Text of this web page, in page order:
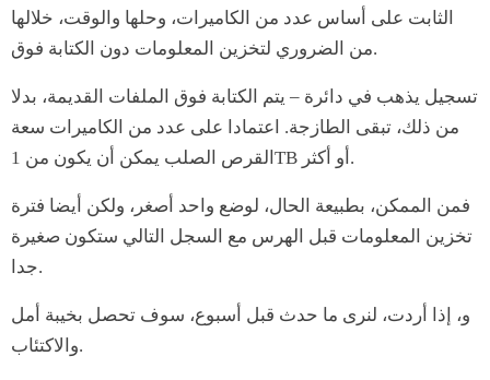
الثابت على أساس عدد من الكاميرات، وحلها والوقت، خلالها
من الضروري لتخزين المعلومات دون الكتابة فوق.
تسجيل يذهب في دائرة – يتم الكتابة فوق الملفات القديمة، بدلا
من ذلك، تبقى الطازجة. اعتمادا على عدد من الكاميرات سعة
القرص الصلب يمكن أن يكون من 1TB أو أكثر.
فمن الممكن، بطبيعة الحال، لوضع واحد أصغر، ولكن أيضا فترة
تخزين المعلومات قبل الهرس مع السجل التالي ستكون صغيرة
جدا.
و، إذا أردت، لنرى ما حدث قبل أسبوع، سوف تحصل بخيبة أمل
والاكتئاب.